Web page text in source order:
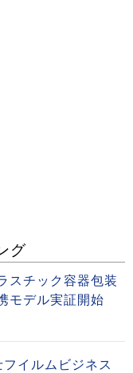
グ
チック容器包装
モデル実証開始
イルムビジネス